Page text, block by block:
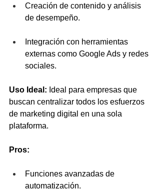
Creación de contenido y análisis
de desempeño.
Integración con herramientas
externas como Google Ads y redes
sociales.
Uso Ideal: Ideal para empresas que
buscan centralizar todos los esfuerzos
de marketing digital en una sola
plataforma.
Pros:
Funciones avanzadas de
automatización.